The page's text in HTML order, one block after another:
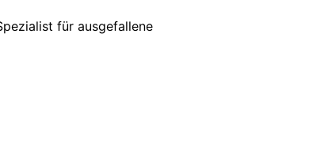
für ausgefallene